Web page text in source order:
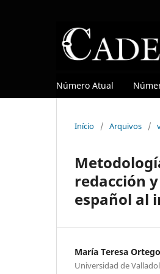
Número Atual
Início / Arquivos /
redacción
español al
María Teresa
Universidad de